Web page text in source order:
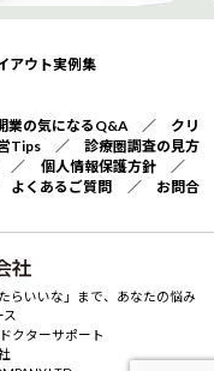
アウト実例集
業の気になるQ&A／ クリ
Tips／ 診療圏調査の見方
／ 個人情報保護方針 ／
よくあるご質問 ／ お問合
らいいな」まで、あなたの悩み
クターサポート